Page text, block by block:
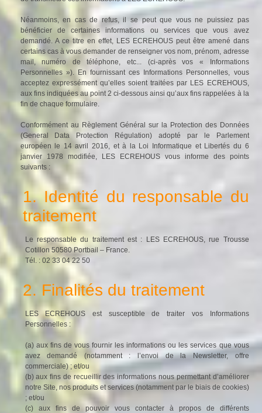
Néanmoins, en cas de refus, il se peut que vous ne puissiez pas
bénéficier de certaines informations ou services que vous avez
demandé. A ce titre en effet, LES ECREHOUS peut être amené dans
certains cas à vous demander de renseigner vos nom, prénom, adresse
mail, numéro de téléphone, etc... (ci-après vos « Informations
Personnelles »). En fournissant ces Informations Personnelles, vous
acceptez expressément qu’elles soient traitées par LES ECREHOUS,
aux fins indiquées au point 2 ci-dessous ainsi qu’aux fins rappelées à la
fin de chaque formulaire.
Conformément au Règlement Général sur la Protection des Données
(General Data Protection Régulation) adopté par le Parlement
européen le 14 avril 2016, et à la Loi Informatique et Libertés du 6
janvier 1978 modifiée, LES ECREHOUS vous informe des points
suivants :
1. Identité du responsable du
traitement
Le responsable du traitement est : LES ECREHOUS, rue Trousse
Cotillon 50580 Portbail – France.
Tél. : 02 33 04 22 50
2. Finalités du traitement
LES ECREHOUS est susceptible de traiter vos Informations
Personnelles :
(a) aux fins de vous fournir les informations ou les services que vous
avez demandé (notamment : l’envoi de la Newsletter, offre
commerciale) ; et/ou
(b) aux fins de recueillir des informations nous permettant d’améliorer
notre Site, nos produits et services (notamment par le biais de cookies)
; et/ou
(c) aux fins de pouvoir vous contacter à propos de différents